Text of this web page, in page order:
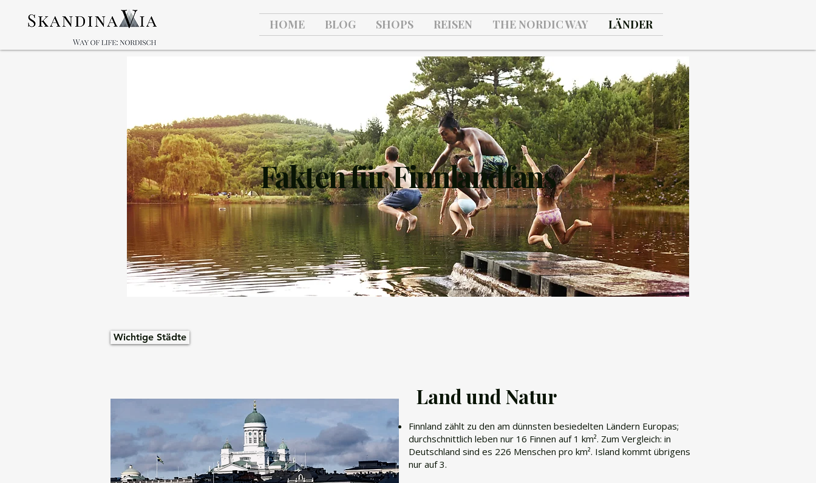
HOME BLOG SHOPS REISEN THE NORDIC WAY LÄNDER
Fakten für Finnlandfans
Wichtige Städte
Finnland zählt zu den am dünnsten besiedelten Ländern Europas;
durchschnittlich leben nur 16 Finnen auf 1 km². Zum Vergleich: in
Deutschland sind es 226 Menschen pro km². Island kommt übrigens
nur auf 3.
Land und Natur